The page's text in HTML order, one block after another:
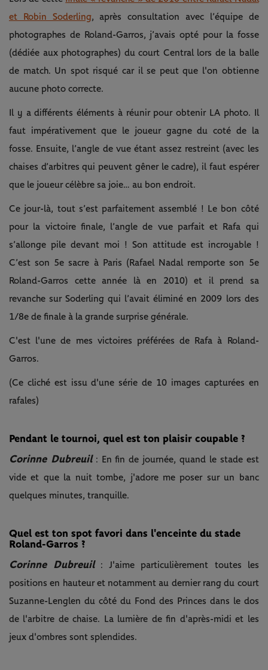
et Robin Soderling, après consultation avec l’équipe de
photographes de Roland-Garros, j’avais opté pour la fosse
(dédiée aux photographes) du court Central lors de la balle
de match. Un spot risqué car il se peut que l'on obtienne
aucune photo correcte.
Il y a différents éléments à réunir pour obtenir LA photo. Il
faut impérativement que le joueur gagne du coté de la
fosse. Ensuite, l’angle de vue étant assez restreint (avec les
chaises d’arbitres qui peuvent gêner le cadre), il faut espérer
que le joueur célèbre sa joie… au bon endroit.
Ce jour-là, tout s’est parfaitement assemblé ! Le bon côté
pour la victoire finale, l’angle de vue parfait et Rafa qui
s’allonge pile devant moi ! Son attitude est incroyable !
C’est son 5e sacre à Paris (Rafael Nadal remporte son 5e
Roland-Garros cette année là en 2010) et il prend sa
revanche sur Soderling qui l’avait éliminé en 2009 lors des
1/8e de finale à la grande surprise générale.
C'est l'une de mes victoires préférées de Rafa à Roland-
Garros.
(Ce cliché est issu d'une série de 10 images capturées en
rafales)
Pendant le tournoi, quel est ton plaisir coupable ?
Corinne Dubreuil : En fin de journée, quand le stade est
vide et que la nuit tombe, j'adore me poser sur un banc
quelques minutes, tranquille.
Quel est ton spot favori dans l'enceinte du stade
Roland-Garros ?
Corinne Dubreuil: J'aime particulièrement toutes les
positions en hauteur et notamment au dernier rang du court
Suzanne-Lenglen du côté du Fond des Princes dans le dos
de l'arbitre de chaise. La lumière de fin d'après-midi et les
jeux d'ombres sont splendides.